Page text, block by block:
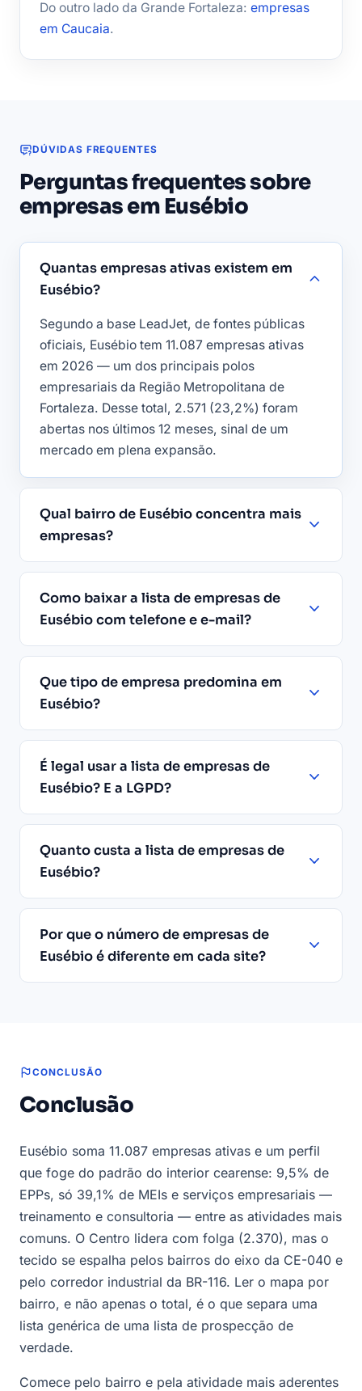
Do outro lado da Grande Fortaleza: empresas
em Caucaia.
DÚVIDAS FREQUENTES
Perguntas frequentes sobre
empresas em Eusébio
Quantas empresas ativas existem em
Eusébio?
Segundo a base LeadJet, de fontes públicas
oficiais, Eusébio tem 11.087 empresas ativas
em 2026 — um dos principais polos
empresariais da Região Metropolitana de
Fortaleza. Desse total, 2.571 (23,2%) foram
abertas nos últimos 12 meses, sinal de um
mercado em plena expansão.
Qual bairro de Eusébio concentra mais
empresas?
Como baixar a lista de empresas de
Eusébio com telefone e e-mail?
Que tipo de empresa predomina em
Eusébio?
É legal usar a lista de empresas de
Eusébio? E a LGPD?
Quanto custa a lista de empresas de
Eusébio?
Por que o número de empresas de
Eusébio é diferente em cada site?
CONCLUSÃO
Conclusão
Eusébio soma 11.087 empresas ativas e um perfil
que foge do padrão do interior cearense: 9,5% de
EPPs, só 39,1% de MEIs e serviços empresariais —
treinamento e consultoria — entre as atividades mais
comuns. O Centro lidera com folga (2.370), mas o
tecido se espalha pelos bairros do eixo da CE-040 e
pelo corredor industrial da BR-116. Ler o mapa por
bairro, e não apenas o total, é o que separa uma
lista genérica de uma lista de prospecção de
verdade.
Comece pelo bairro e pela atividade mais aderentes